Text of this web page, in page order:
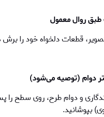
قطعات دلخواه خود را
و دوام طرح، روی سطح
بپوشانید.